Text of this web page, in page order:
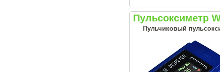
Пульсоксиметр
Пульчиковый